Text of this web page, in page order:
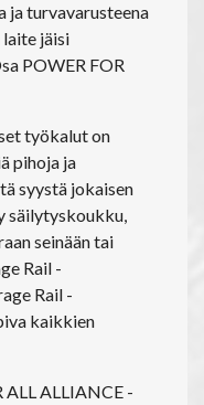
ja turvavarusteena
jäisi
POWER FOR
työkalut on
pihoja ja
syystä jokaisen
säilytyskoukku,
seinään tai
Rail -
Rail -
kaikkien
ALL ALLIANCE -